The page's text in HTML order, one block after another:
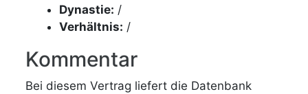
Dynastie: /
Verhältnis: /
Kommentar
Bei diesem Vertrag liefert die Datenbank